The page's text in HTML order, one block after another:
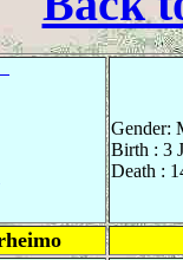
Gender:
Birth : 3
Death :